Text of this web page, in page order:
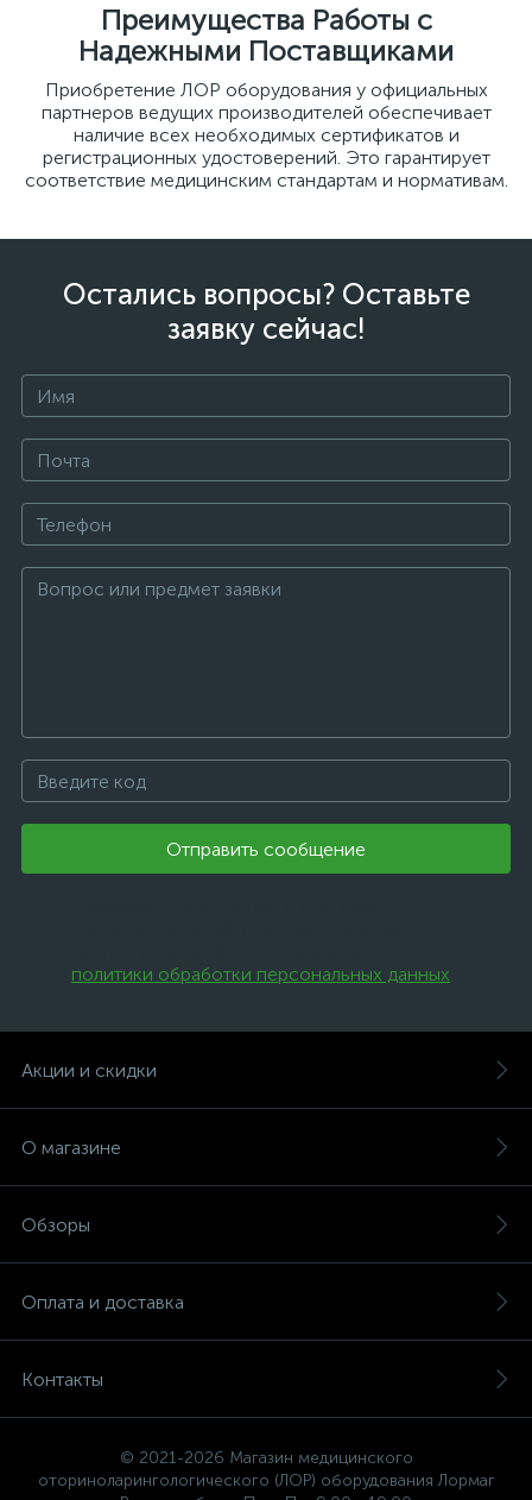
Преимущества Работы с
Надежными Поставщиками
Приобретение ЛОР оборудования у официальных
партнеров ведущих производителей обеспечивает
наличие всех необходимых сертификатов и
регистрационных удостоверений. Это гарантирует
соответствие медицинским стандартам и нормативам.
Остались вопросы? Оставьте
заявку сейчас!
Отправить сообщение
политики обработки персональных данных
Акции и скидки
О магазине
Обзоры
Оплата и доставка
Контакты
© 2021-2026 Магазин медицинского
оториноларингологического (ЛОР) оборудования Лормаг